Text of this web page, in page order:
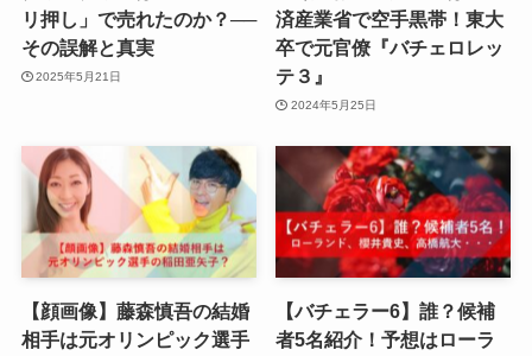
リ押し」で売れたのか？──
その誤解と真実
2025年5月21日
済産業省で空手黒帯！東大
卒で元官僚『バチェロレッ
テ３』
2024年5月25日
【顔画像】藤森慎吾の結婚
相手は元オリンピック選手
【バチェラー6】誰？候補
者5名紹介！予想はローラ